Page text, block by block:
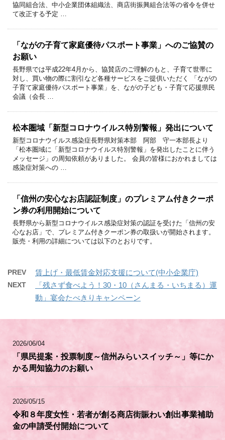
協同組合法、中小企業団体組織法、商店街振興組合法等の省令を併せ
て改正する予定 …
「ながの子育て家庭優待パスポート事業」へのご協賛の
お願い
長野県では平成22年4月から、協賛店のご理解のもと、子育て世帯に
対し、買い物の際に割引など各種サービスをご提供いただく 「ながの
子育て家庭優待パスポート事業」を、ながの子ども・子育て応援県民
会議（会長 …
松本圏域「新型コロナウイルス特別警報」発出について
新型コロナウイルス感染症長野県対策本部 阿部 守一本部長より
「松本圏域に「新型コロナウイルス特別警報」を発出したことに伴う
メッセージ」の周知依頼がありました。 会員の皆様におかれましては
感染症対策への …
「信州の安心なお店認証制度」のプレミアム付きクーポ
ン券の利用開始について
長野県から新型コロナウイルス感染症対策の認証を受けた「信州の安
心なお店」で、プレミアム付きクーポン券の取扱いが開始されます。
販売・利用の詳細については以下のとおりです。
PREV 賃上げ・最低賃金対応支援について(中小企業庁)
NEXT
「残さず食べよう！30・10（さんまる・いちまる）運
動」宴会たべきりキャンペーン
2026/06/04
「県民提案・投票制度～信州みらいスイッチ～」等にか
かる周知協力のお願い
2026/05/15
令和８年度女性・若者が創る商店街賑わい創出事業補助
金の申請受付開始について